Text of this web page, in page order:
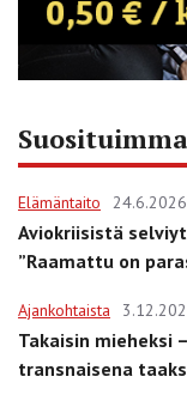
Elämäntaito 24.6.2026
Aviokriisistä
”Raamattu on
Ajankohtaista
Takaisin mieheksi
transnaisena